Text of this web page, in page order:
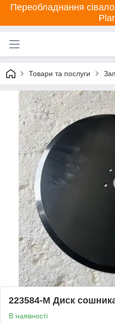
Переобладнання
Товари та послуги
223584-M Диск
В наявності